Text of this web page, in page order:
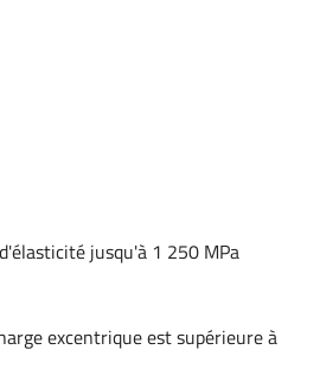
jusqu'à 1 250 MPa
excentrique est supérieure à